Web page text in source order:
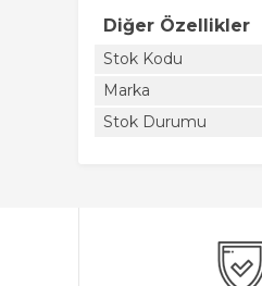
Diğer Özellikler
Stok Kodu
Marka
Stok Durumu